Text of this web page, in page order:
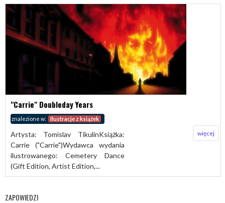
"Carrie" Doubleday Years
znalezione w: Ilustracje z książek
Artysta: Tomislav TikulinKsiążka:
Carrie ("Carrie")Wydawca wydania
ilustrowanego: Cemetery Dance
(Gift Edition, Artist Edition,...
więcej
ZAPOWIEDZI